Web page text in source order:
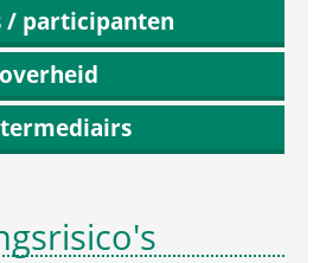
/ participanten